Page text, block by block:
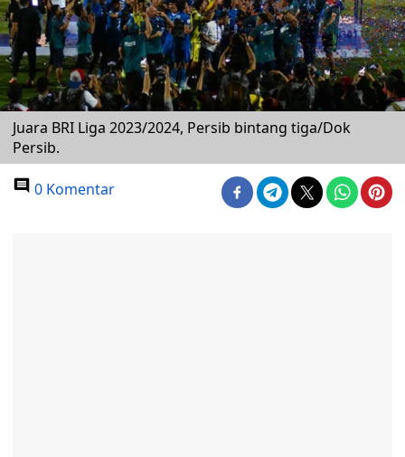
Juara BRI Liga 2023/2024, Persib bintang tiga/Dok
Persib.
0 Komentar